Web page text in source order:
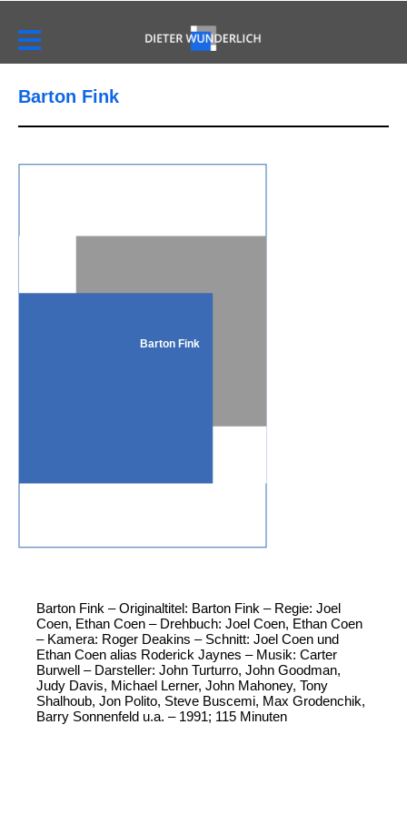
Barton Fink
Barton Fink
Barton Fink – Originaltitel: Barton Fink – Regie: Joel
Coen, Ethan Coen – Drehbuch: Joel Coen, Ethan Coen
– Kamera: Roger Deakins – Schnitt: Joel Coen und
Ethan Coen alias Roderick Jaynes – Musik: Carter
Burwell – Darsteller: John Turturro, John Goodman,
Judy Davis, Michael Lerner, John Mahoney, Tony
Shalhoub, Jon Polito, Steve Buscemi, Max Grodenchik,
Barry Sonnenfeld u.a. – 1991; 115 Minuten